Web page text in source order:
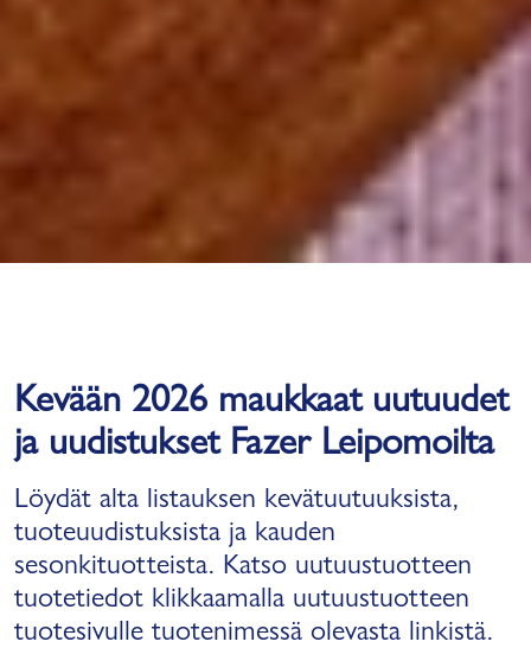
Kevään 2026 maukkaat uutuudet
ja uudistukset Fazer Leipomoilta
Löydät alta listauksen kevätuutuuksista,
tuoteuudistuksista ja kauden
sesonkituotteista. Katso uutuustuotteen
tuotetiedot klikkaamalla uutuustuotteen
tuotesivulle tuotenimessä olevasta linkistä.